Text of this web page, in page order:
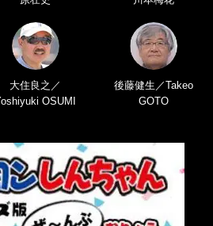
大住良之／
OSUMI
後藤健生／Takeo
GOTO